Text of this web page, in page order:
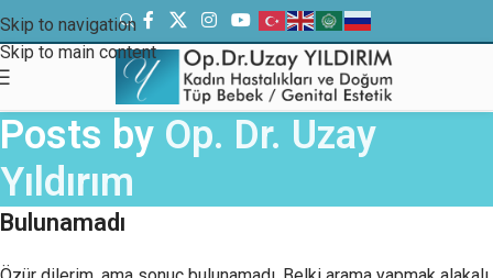
Skip to navigation
Skip to main content
Posts by Op. Dr. Uzay
Yıldırım
Bulunamadı